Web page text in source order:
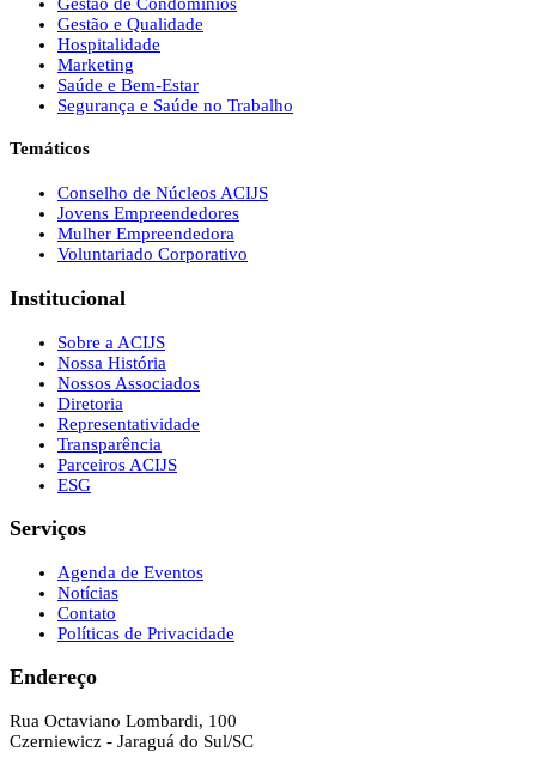
Gestão e Qualidade
Hospitalidade
Marketing
Saúde e Bem-Estar
Segurança e Saúde no Trabalho
Temáticos
Conselho de Núcleos ACIJS
Jovens Empreendedores
Mulher Empreendedora
Voluntariado Corporativo
Institucional
Sobre a ACIJS
Nossa História
Nossos Associados
Diretoria
Representatividade
Transparência
Parceiros ACIJS
ESG
Serviços
Agenda de Eventos
Notícias
Contato
Políticas de Privacidade
Endereço
Rua Octaviano Lombardi, 100
Czerniewicz - Jaraguá do Sul/SC